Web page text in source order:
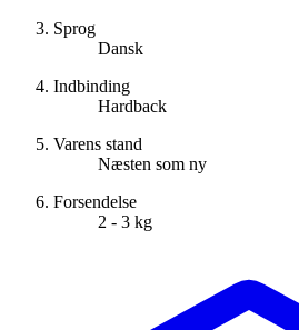
Sprog
Dansk
Indbinding
Hardback
Varens stand
Næsten som ny
Forsendelse
2 - 3 kg